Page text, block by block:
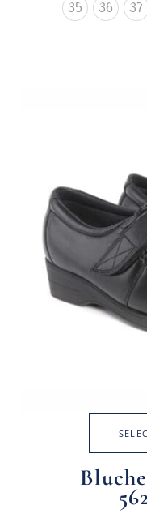
35 36 37